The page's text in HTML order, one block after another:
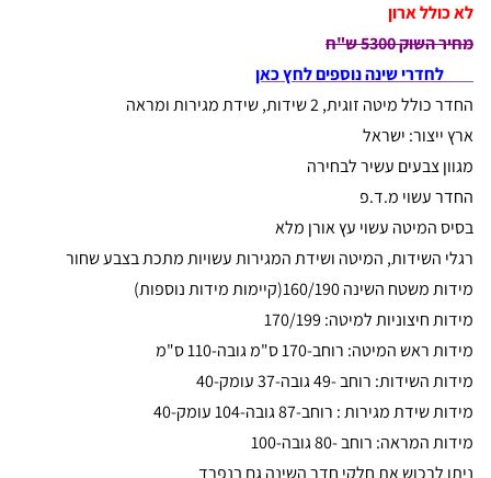
לא כוללארון
מחיר השוק 5300 ש"ח
לחדרי שינה נוספים לחץ כאן
החדר כולל מיטה זוגית, 2 שידות, שידת מגירות ומראה
ארץ ייצור: ישראל
מגוון צבעים עשיר לבחירה
החדר עשוי מ.ד.פ
בסיס המיטה עשוי עץ אורן מלא
רגלי השידות, המיטה ושידת המגירות עשויות מתכת בצבע שחור
מידות משטח השינה 160/190(קיימות מידות נוספות)
מידות חיצוניות למיטה: 170/199
מידות ראש המיטה: רוחב-170 ס"מ גובה-110 ס"מ
מידות השידות: רוחב -49 גובה-37 עומק-40
מידות שידת מגירות : רוחב-87 גובה-104 עומק-40
מידות המראה: רוחב -80 גובה-100